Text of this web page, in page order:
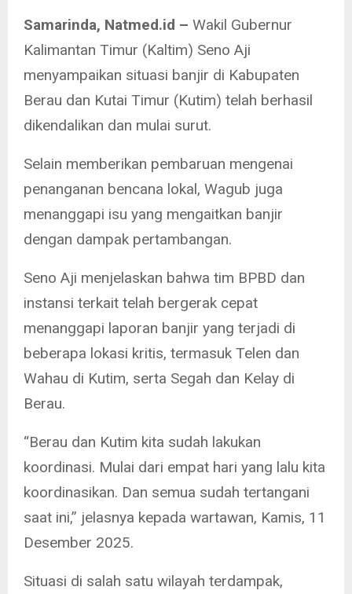
Samarinda, Natmed.id – Wakil Gubernur
Kalimantan Timur (Kaltim) Seno Aji
menyampaikan situasi banjir di Kabupaten
Berau dan Kutai Timur (Kutim) telah berhasil
dikendalikan dan mulai surut.
Selain memberikan pembaruan mengenai
penanganan bencana lokal, Wagub juga
menanggapi isu yang mengaitkan banjir
dengan dampak pertambangan.
Seno Aji menjelaskan bahwa tim BPBD dan
instansi terkait telah bergerak cepat
menanggapi laporan banjir yang terjadi di
beberapa lokasi kritis, termasuk Telen dan
Wahau di Kutim, serta Segah dan Kelay di
Berau.
“Berau dan Kutim kita sudah lakukan
koordinasi. Mulai dari empat hari yang lalu kita
koordinasikan. Dan semua sudah tertangani
saat ini,” jelasnya kepada wartawan, Kamis, 11
Desember 2025.
Situasi di salah satu wilayah terdampak,